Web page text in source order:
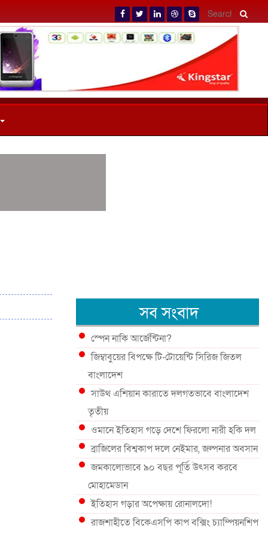
সব সংবাদ
স্পেন নাকি আর্জেন্টিনা?
জিম্বাবুয়ের বিপক্ষে টি-টোয়েন্টি সিরিজ জিতল
বাংলাদেশ
সাউথ এশিয়ান কারাতে দলগতভাবে বাংলাদেশ
তৃতীয়
ওমানে ইতিহাস গড়ে দেশে ফিরলো নারী হকি দল
ব্রাজিলের বিশ্বকাপ দলে নেইমার, জল্পনার অবসান
জমকালোভাবে ৯০ বছর পূর্তি উৎসব করবে
মোহামেডান
ইতিহাস গড়ার অপেক্ষায় রোনালদো!
রাজশাহীতে বিকেএসপি কাপ বক্সিং চ্যাম্পিয়নশিপ